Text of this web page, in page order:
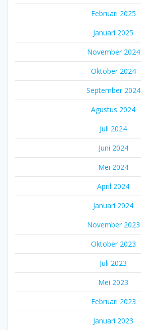
Februari 2025
Januari 2025
November 2024
Oktober 2024
September 2024
Agustus 2024
Juli 2024
Juni 2024
Mei 2024
April 2024
Januari 2024
November 2023
Oktober 2023
Juli 2023
Mei 2023
Februari 2023
Januari 2023